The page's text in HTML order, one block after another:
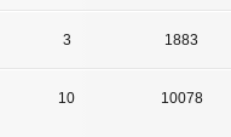
3 1883
10 10078